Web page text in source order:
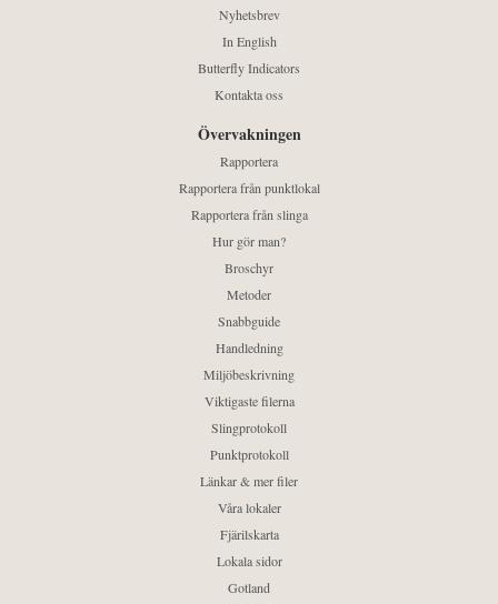
Nyhetsbrev
In English
Butterfly Indicators
Kontakta oss
Övervakningen
Rapportera
Rapportera från punktlokal
Rapportera från slinga
Hur gör man?
Broschyr
Metoder
Snabbguide
Handledning
Miljöbeskrivning
Viktigaste filerna
Slingprotokoll
Punktprotokoll
Länkar & mer filer
Våra lokaler
Fjärilskarta
Lokala sidor
Gotland